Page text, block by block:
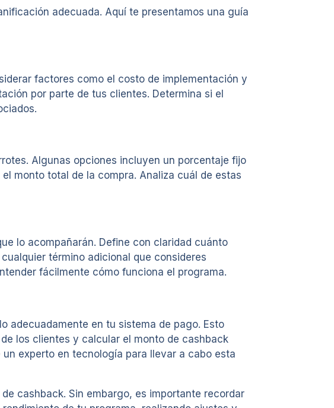
adecuada. Aquí te presentamos una guía
factores como el costo de implementación y
por parte de tus clientes. Determina si el
Algunas opciones incluyen un porcentaje fijo
monto total de la compra. Analiza cuál de estas
lo acompañarán. Define con claridad cuánto
término adicional que consideres
fácilmente cómo funciona el programa.
adecuadamente en tu sistema de pago. Esto
los clientes y calcular el monto de cashback
experto en tecnología para llevar a cabo esta
cashback. Sin embargo, es importante recordar